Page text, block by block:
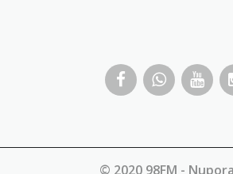
© 2020 98FM -